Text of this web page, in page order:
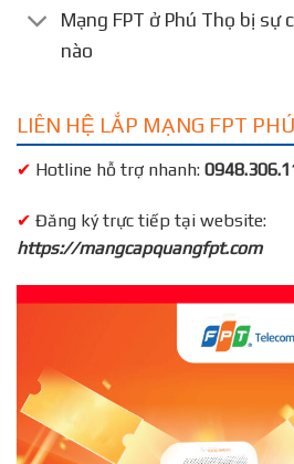
Mạng FPT ở Phú Thọ bị
nào
LIÊN HỆ LẮP MẠNG FPT
✔ Hotline hỗ trợ nhanh:
✔ Đăng ký trực tiếp tại website:
https://mangcapquangfpt.com